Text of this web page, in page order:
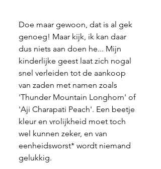
Doe maar gewoon, dat is al gek
genoeg! Maar kijk, ik kan daar
dus niets aan doen he... Mijn
kinderlijke geest laat zich nogal
snel verleiden tot de aankoop
van zaden met namen zoals
'Thunder Mountain Longhorn' of
'Aji Charapati Peach'. Een beetje
kleur en vrolijkheid moet toch
wel kunnen zeker, en van
eenheidsworst* wordt niemand
gelukkig.